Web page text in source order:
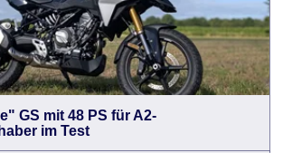
GS mit 48 PS für A2-
im Test